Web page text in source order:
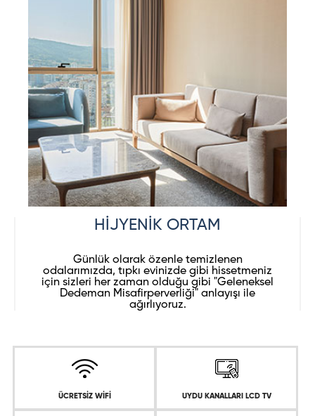
HİJYENİK ORTAM
Günlük olarak özenle temizlenen
odalarımızda, tıpkı evinizde gibi hissetmeniz
için sizleri her zaman olduğu gibi "Geleneksel
Dedeman Misafirperverliği" anlayışı ile
ağırlıyoruz.
ÜCRETSİZ WİFİ UYDU KANALLARI LCD TV